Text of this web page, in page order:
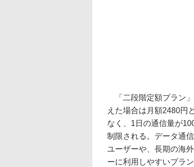
「二段階定額プラン
えた場合は月額2480円
なく、1日の通信量が
制限される。データ通
ユーザーや、長期の海
ーに利用しやすいプラ